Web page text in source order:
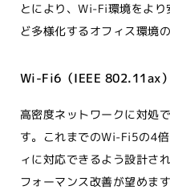
とにより、Wi-Fi環境をよ
ど多様化するオフィス環境
Wi-Fi6（IEEE 802.11ax
高密度ネットワークに対処
す。これまでのWi-Fi5の4
ィに対応できるよう設計さ
フォーマンス改善が望めます